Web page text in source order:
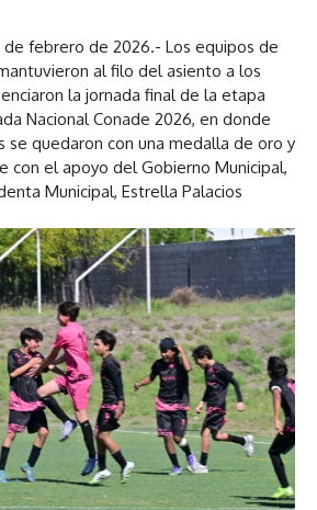
de febrero de 2026.- Los equipos de
al filo del asiento a los
la jornada final de la etapa
Nacional Conade 2026, en donde
se quedaron con una medalla de oro y
con el apoyo del Gobierno Municipal,
Municipal, Estrella Palacios